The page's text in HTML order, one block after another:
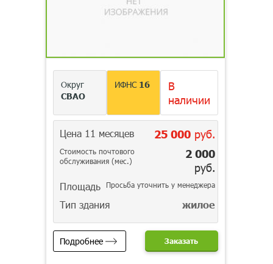
Округ
СВАО
ИФНС 16
В
наличии
Цена 11 месяцев 25 000руб.
Стоимость почтового
обслуживания (мес.)
2 000
руб.
Площадь Просьба уточнить у менеджера
Тип здания жилое
Подробнее Заказать